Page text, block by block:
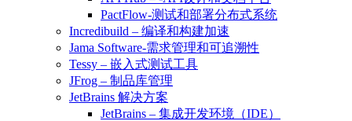
PactFlow-测试和部署分布式系统
Incredibuild – 编译和构建加速
Jama Software-需求管理和可追溯性
Tessy – 嵌入式测试工具
JFrog – 制品库管理
JetBrains 解决方案
JetBrains – 集成开发环境（IDE）